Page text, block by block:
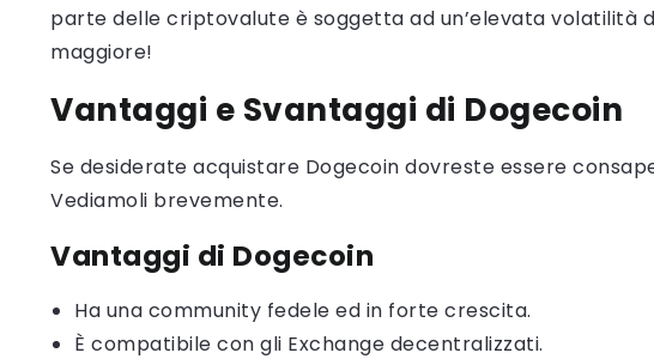
parte delle criptovalute è soggetta ad un’elevata volatilità
maggiore!
Vantaggi e Svantaggi di Dogecoin
Se desiderate acquistare Dogecoin dovreste essere
Vediamoli brevemente.
Vantaggi di Dogecoin
Ha una community fedele ed in forte crescita.
È compatibile con gli Exchange decentralizzati.